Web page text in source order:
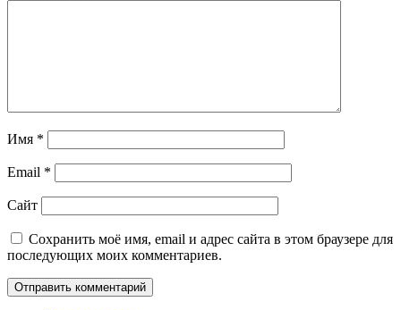
Имя *
Email *
Сайт
Сохранить моё имя, email и адрес сайта в этом браузере для
последующих моих комментариев.